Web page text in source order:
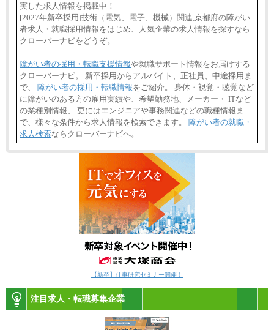
実した求人情報を掲載中！
[2027年新卒採用]技術（電気、電子、機械）関連,京都府の障がい
者求人・就職採用情報をはじめ、人気企業の求人情報を探すなら
クローバーナビをどうぞ。
障がい者の採用・転職支援情報や就職サポート情報をお届けする
クローバーナビ。 新卒採用からアルバイト、正社員、中途採用ま
で、 障がい者の採用・転職情報をご紹介。 身体・視覚・聴覚など
に障がいのある方の雇用実績や、希望勤務地、メーカー・ ITなど
の業種別情報、 更にはエンジニアや事務関連などの職種情報ま
で、様々な条件から求人情報を検索できます。 障がい者の就職・
求人検索ならクローバーナビへ。
【新卒】仕事研究セミナー開催！
注目求人・転職募集企業